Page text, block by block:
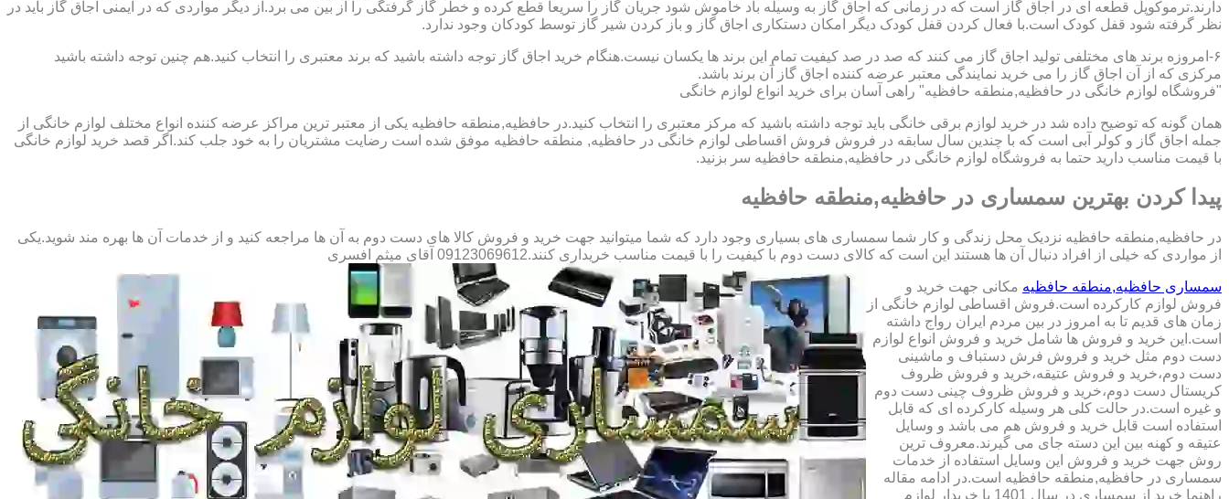
دارند.ترموکوپل قطعه ای در اجاق گاز است که در زمانی که اجاق گاز به وسیله باد خاموش شود جریان گاز را سریعا قطع کرده و خطر گاز گرفتگی را از بین می برد.از دیگر مواردی که در ایمنی اجاق گاز باید در
نظر گرفته شود قفل کودک است.با فعال کردن قفل کودک دیگر امکان دستکاری اجاق گاز و باز کردن شیر گاز توسط کودکان وجود ندارد.
۶-امروزه برند های مختلفی تولید اجاق گاز می کنند که صد در صد کیفیت تمام این برند ها یکسان نیست.هنگام خرید اجاق گاز توجه داشته باشید که برند معتبری را انتخاب کنید.هم چنین توجه داشته باشید
مرکزی که از آن اجاق گاز را می خرید نمایندگی معتبر عرضه کننده اجاق گاز آن برند باشد.
"فروشگاه لوازم خانگی در حافظیه,منطقه حافظیه" راهی آسان برای خرید انواع لوازم خانگی
همان گونه که توضیح داده شد در خرید لوازم برقی خانگی باید توجه داشته باشید که مرکز معتبری را انتخاب کنید.در حافظیه,منطقه حافظیه یکی از معتبر ترین مراکز عرضه کننده انواع مختلف لوازم خانگی از
جمله اجاق گاز و کولر آبی است که با چندین سال سابقه در فروش فروش اقساطی لوازم خانگی در حافظیه, منطقه حافظیه موفق شده است رضایت مشتریان را به خود جلب کند.اگر قصد خرید لوازم خانگی
با قیمت مناسب دارید حتما به فروشگاه لوازم خانگی در حافظیه,منطقه حافظیه سر بزنید.
پیدا کردن بهترین سمساری در حافظیه,منطقه حافظیه
در حافظیه,منطقه حافظیه نزدیک محل زندگی و کار شما سمساری های بسیاری وجود دارد که شما میتوانید جهت خرید و فروش کالا های دست دوم به آن ها مراجعه کنید و از خدمات آن ها بهره مند شوید.یکی
از مواردی که خیلی از افراد دنبال آن ها هستند این است که کالای دست دوم با کیفیت را با قیمت مناسب خریداری کنند.09123069612 آقای میثم افسری
سمساری حافظیه,منطقه حافظیه مکانی جهت خرید و
فروش لوازم کارکرده است.فروش اقساطی لوازم خانگی از
زمان های قدیم تا به امروز در بین مردم ایران رواج داشته
است.این خرید و فروش ها شامل خرید و فروش انواع لوازم
دست دوم مثل خرید و فروش فرش دستباف و ماشینی
دست دوم،خرید و فروش عتیقه،خرید و فروش ظروف
کریستال دست دوم،خرید و فروش ظروف چینی دست دوم
و غیره است.در حالت کلی هر وسیله کارکرده ای که قابل
استفاده است قابل خرید و فروش هم می باشد و وسایل
عتیقه و کهنه بین این دسته جای می گیرند.معروف ترین
روش جهت خرید و فروش این وسایل استفاده از خدمات
سمساری در حافظیه,منطقه حافظیه است.در ادامه مقاله
راهنما خرید از سمساری در سال 1401 با خریدار لوازم